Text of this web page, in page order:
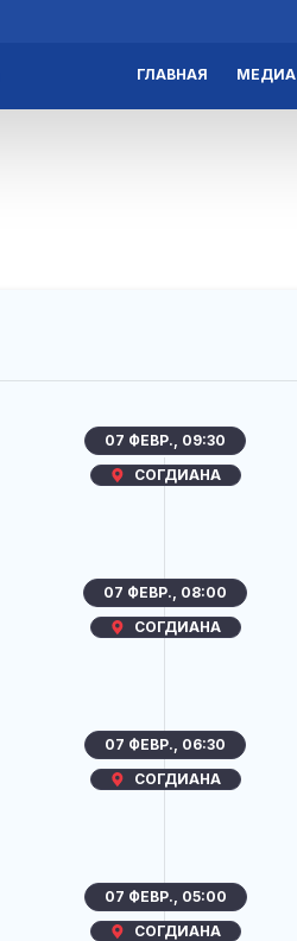
ГЛАВНАЯ МЕДИА
07 ФЕВР., 09:30
СОГДИАНА
07 ФЕВР., 08:00
СОГДИАНА
07 ФЕВР., 06:30
СОГДИАНА
07 ФЕВР., 05:00
СОГДИАНА